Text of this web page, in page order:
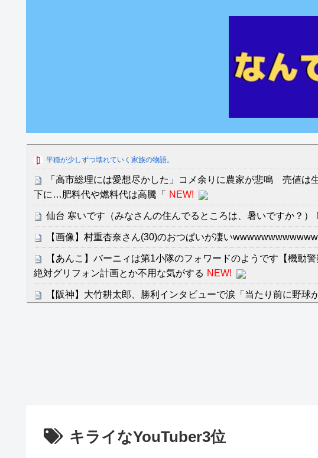
平穏が少しずつ壊れていく家族の物語。
「高市総理には愛想尽かした」コメ余りに農家が悲鳴 売値は
下に…肥料代や燃料代は高騰「
NEW!
仙台 寒いです（みなさんの住んでるところは、暑いですか？）
【画像】村重杏奈さん(30)のおつぱいが凄いwwwwwwwwwwww
【あんこ】バーニィは第1小隊のフォワードのようです【機動警
絶対グリフォン計画とか不用な気がする NEW!
【阪神】大竹耕太郎、勝利インタビューで涙「当たり前に野球
たすら愛し合う。
キライなYouTuber3位